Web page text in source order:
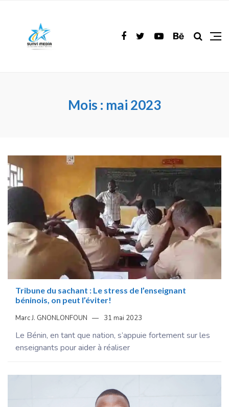
Mois : mai 2023
Tribune du sachant : Le stress de l’enseignant
béninois, on peut l’éviter!
Marc J. GNONLONFOUN 31 mai 2023
Le Bénin, en tant que nation, s’appuie fortement sur les
enseignants pour aider à réaliser